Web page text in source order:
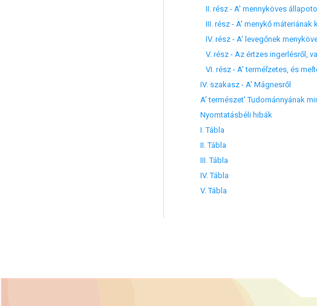
II. rész - A' mennyköves
III. rész - A' menykő máteriának
IV. rész - A' levegőnek
V. rész - Az értzes ingerlésről,
VI. rész - A' terméſzetes, és
IV. szakasz - A' Mágnesről
A' természet' Tudománnyának
Nyomtatásbéli hibák
I. Tábla
II. Tábla
III. Tábla
IV. Tábla
V. Tábla